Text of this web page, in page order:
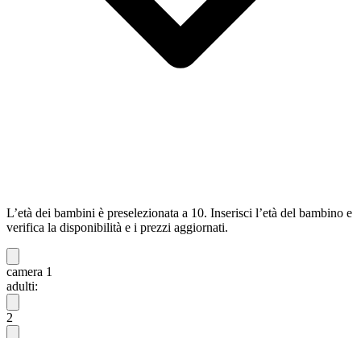
L’età dei bambini è preselezionata a 10. Inserisci l’età del bambino e
verifica la disponibilità e i prezzi aggiornati.
camera 1
adulti:
2